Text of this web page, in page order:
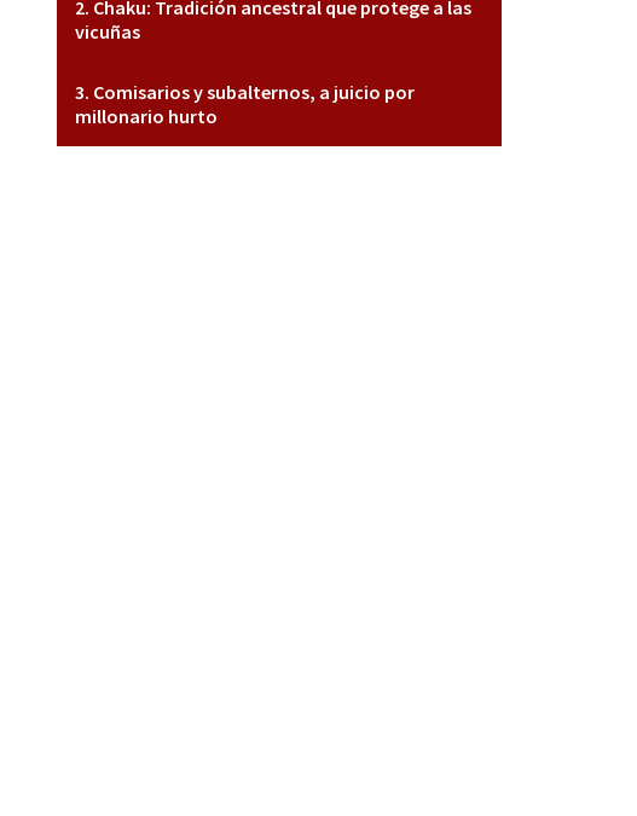
Chaku: Tradición ancestral que protege a las
vicuñas
Comisarios y subalternos, a juicio por
millonario hurto